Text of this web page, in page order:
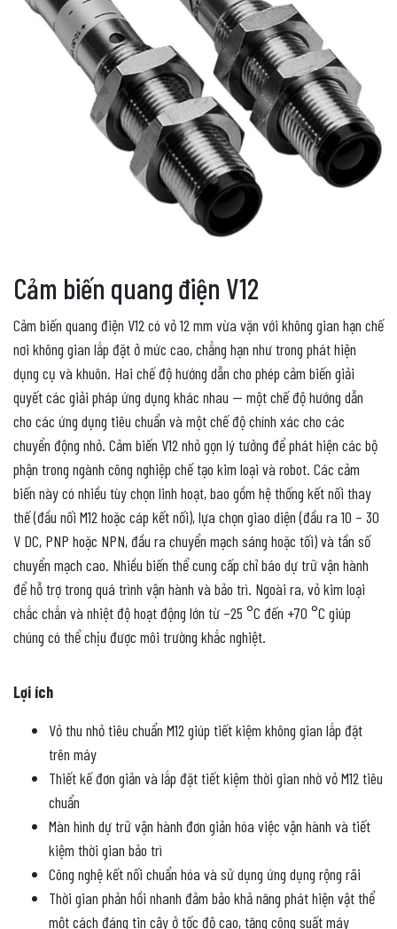
Cảm biến quang điện V12
Cảm biến quang điện V12 có vỏ 12 mm vừa vặn với không gian hạn chế
nơi không gian lắp đặt ở mức cao, chẳng hạn như trong phát hiện
dụng cụ và khuôn. Hai chế độ hướng dẫn cho phép cảm biến giải
quyết các giải pháp ứng dụng khác nhau — một chế độ hướng dẫn
cho các ứng dụng tiêu chuẩn và một chế độ chính xác cho các
chuyển động nhỏ. Cảm biến V12 nhỏ gọn lý tưởng để phát hiện các bộ
phận trong ngành công nghiệp chế tạo kim loại và robot. Các cảm
biến này có nhiều tùy chọn linh hoạt, bao gồm hệ thống kết nối thay
thế (đầu nối M12 hoặc cáp kết nối), lựa chọn giao diện (đầu ra 10 – 30
V DC, PNP hoặc NPN, đầu ra chuyển mạch sáng hoặc tối) và tần số
chuyển mạch cao. Nhiều biến thể cung cấp chỉ báo dự trữ vận hành
để hỗ trợ trong quá trình vận hành và bảo trì. Ngoài ra, vỏ kim loại
chắc chắn và nhiệt độ hoạt động lớn từ –25 °C đến +70 °C giúp
chúng có thể chịu được môi trường khắc nghiệt.
Lợi ích
Vỏ thu nhỏ tiêu chuẩn M12 giúp tiết kiệm không gian lắp đặt
trên máy
Thiết kế đơn giản và lắp đặt tiết kiệm thời gian nhờ vỏ M12 tiêu
chuẩn
Màn hình dự trữ vận hành đơn giản hóa việc vận hành và tiết
kiệm thời gian bảo trì
Công nghệ kết nối chuẩn hóa và sử dụng ứng dụng rộng rãi
Thời gian phản hồi nhanh đảm bảo khả năng phát hiện vật thể
một cách đáng tin cậy ở tốc độ cao, tăng công suất máy